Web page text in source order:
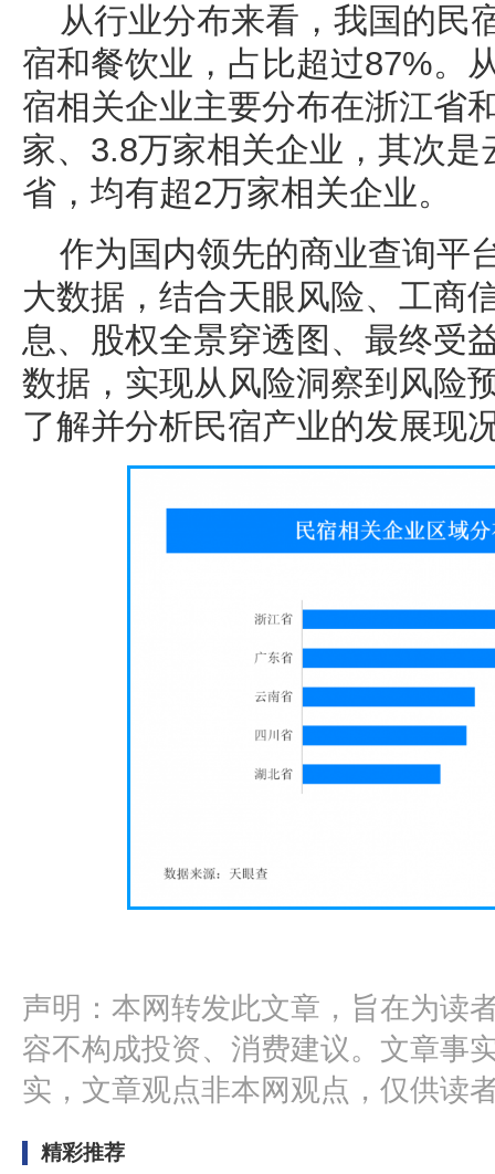
从行业分布来看，我国的民
宿和餐饮业，占比超过87%。
宿相关企业主要分布在浙江省
家、3.8万家相关企业，其次
省，均有超2万家相关企业。
作为国内领先的商业查询平
大数据，结合天眼风险、工商
息、股权全景穿透图、最终受
数据，实现从风险洞察到风险
了解并分析民宿产业的发展现
声明：本网转发此文章，旨在为读
容不构成投资、消费建议。文章事
实，文章观点非本网观点，仅供读
精彩推荐